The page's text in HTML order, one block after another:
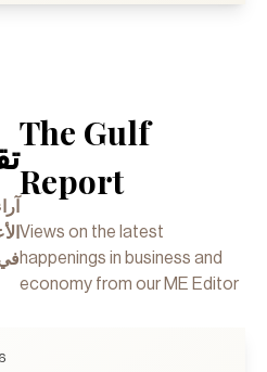
The Gulf
Report
Views on the latest
happenings in business and
economy from our ME Editor